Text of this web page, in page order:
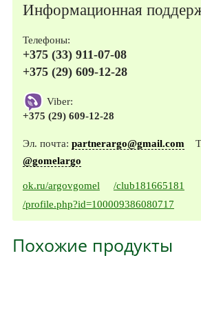
Информационная
Телефоны:
+375 (33) 911-07-08
+375 (29) 609-12-28
Viber:
+375 (29) 609-12-28
Эл. почта: partnerargo@gmail.com
@gomelargo
ok.ru/argovgomel
/club181665181
/profile.php?id=100009386080717
Похожие продукты